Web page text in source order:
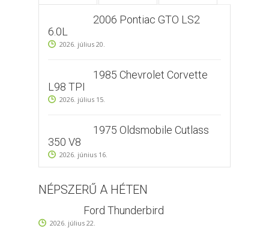
2006 Pontiac GTO LS2
6.0L
2026. július 20.
1985 Chevrolet Corvette
L98 TPI
2026. július 15.
1975 Oldsmobile Cutlass
350 V8
2026. június 16.
NÉPSZERŰ A HÉTEN
Ford Thunderbird
2026. július 22.